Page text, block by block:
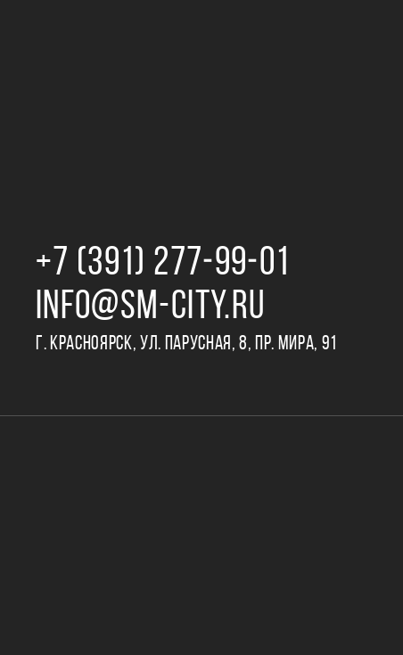
+7 (391) 277‒99‒01
INFO@SM-CITY.RU
Г. КРАСНОЯРСК, УЛ. ПАРУСНАЯ, 8, ПР. МИРА, 91